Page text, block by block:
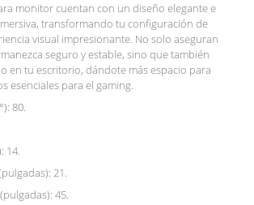
monitor cuentan con un diseño elegante e
transformando tu configuración de
visual impresionante. No solo aseguran
seguro y estable, sino que también
en tu escritorio, dándote más espacio para
esenciales para el gaming.
80.
14.
21.
45.